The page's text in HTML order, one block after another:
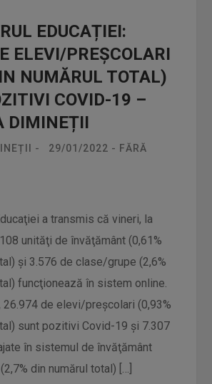
EDUCAȚIEI:
ELEVI/PREŞCOLARI
NUMĂRUL TOTAL)
COVID-19 –
DIMINEȚII
- 29/01/2022 - FĂRĂ
a transmis că vineri, la
unităţi de învăţământ (0,61%
şi 3.576 de clase/grupe (2,6%
funcţionează în sistem online.
26.974 de elevi/preşcolari (0,93%
sunt pozitivi Covid-19 şi 7.307
în sistemul de învăţământ
din numărul total) […]